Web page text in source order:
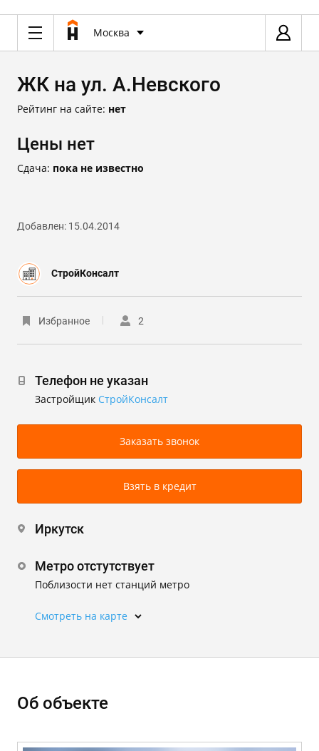
Москва
ЖК на ул. А.Невского
Рейтинг на сайте: нет
Цены нет
Сдача: пока не известно
Добавлен: 15.04.2014
СтройКонсалт
Избранное 2
Телефон не указан
Застройщик СтройКонсалт
Заказать звонок
Взять в кредит
Иркутск
Метро отстутствует
Поблизости нет станций метро
Смотреть на карте
Об объекте